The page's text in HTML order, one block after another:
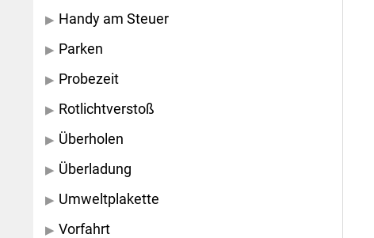
Handy am Steuer
Parken
Probezeit
Rotlichtverstoß
Überholen
Überladung
Umweltplakette
Vorfahrt